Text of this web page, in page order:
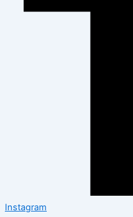
Instagram